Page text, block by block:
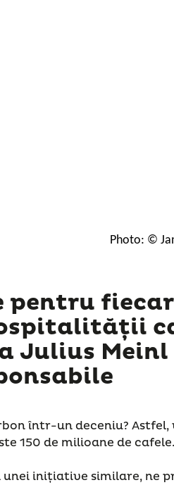
Photo: ©
pentru
Julius Meinl
într-un deceniu? Astfel,
150 de milioane de cafele.
inițiative similare, ne